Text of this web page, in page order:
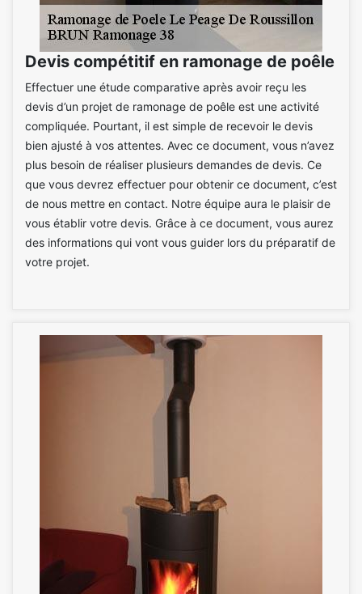
Devis compétitif en ramonage de poêle
Effectuer une étude comparative après avoir reçu les
devis d’un projet de ramonage de poêle est une activité
compliquée. Pourtant, il est simple de recevoir le devis
bien ajusté à vos attentes. Avec ce document, vous n’avez
plus besoin de réaliser plusieurs demandes de devis. Ce
que vous devrez effectuer pour obtenir ce document, c’est
de nous mettre en contact. Notre équipe aura le plaisir de
vous établir votre devis. Grâce à ce document, vous aurez
des informations qui vont vous guider lors du préparatif de
votre projet.